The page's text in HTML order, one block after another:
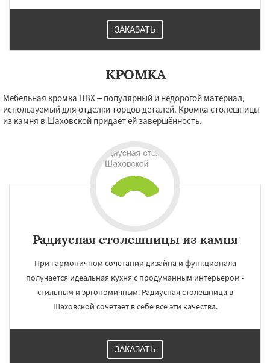
ЗАКАЗАТЬ
КРОМКА
Мебельная кромка ПВХ – популярный и недорогой материал,
используемый для отделки торцов деталей. Кромка столешницы
из камня в Шаховской придаёт ей завершённость.
Радиусная столешницы из камня
При гармоничном сочетании дизайна и функционала
получается идеальная кухня с продуманным интерьером -
стильным и эргономичным. Радиусная столешница в
Шаховской сочетает в себе все эти качества.
ЗАКАЗАТЬ